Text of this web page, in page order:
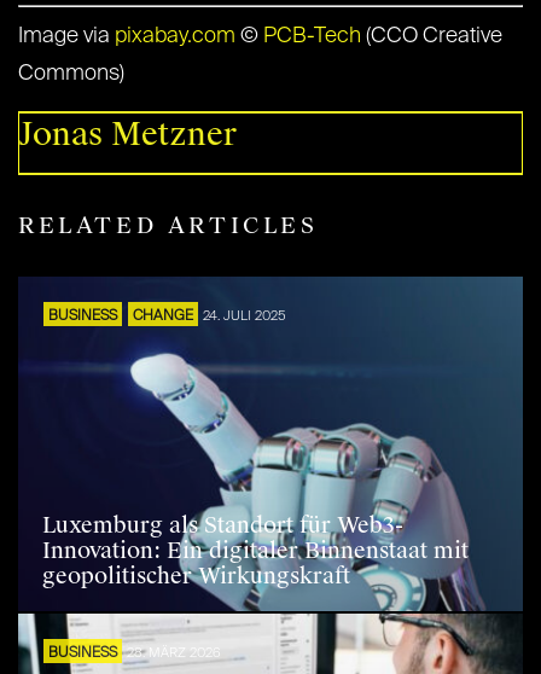
Image via pixabay.com © PCB-Tech (CCO Creative
Commons)
Jonas Metzner
RELATED ARTICLES
BUSINESS CHANGE 24. JULI 2025
Luxemburg als Standort für Web3-
Innovation: Ein digitaler Binnenstaat mit
geopolitischer Wirkungskraft
BUSINESS 28. MÄRZ 2026